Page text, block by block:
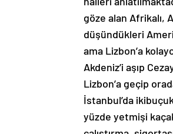
göze alan Afrikalı,
düşündükleri
ama Lizbon’a
Akdeniz’i aşıp
Lizbon’a geçip
İstanbul’da
yüzde yetmişi